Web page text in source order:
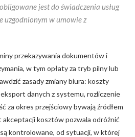
jest do świadczenia usług
uzgodnionym w umowie z
przekazywania dokumentów i
w tym opłaty za tryb pilny lub
zasady zmiany biura: koszty
danych z systemu, rozliczenie
za okres przejściowy bywają źródłem
kosztów pozwala odróżnić
kontrolowane, od sytuacji, w której